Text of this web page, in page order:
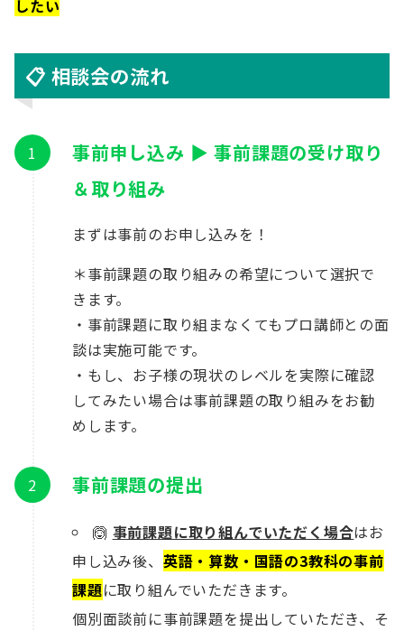
したい
📋 相談会の流れ
事前申し込み ▶︎ 事前課題の受け取り
＆取り組み
まずは事前のお申し込みを！
＊事前課題の取り組みの希望について選択で
きます。
・事前課題に取り組まなくてもプロ講師との面
談は実施可能です。
・もし、お子様の現状のレベルを実際に確認
してみたい場合は事前課題の取り組みをお勧
めします。
事前課題の提出
🙆 事前課題に取り組んでいただく場合はお
申し込み後、 英語・算数・国語の3教科の事前
課題に取り組んでいただきます。
個別面談前に事前課題を提出していただき、そ